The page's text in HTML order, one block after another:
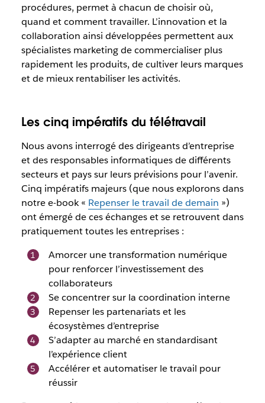
procédures, permet à chacun de choisir où,
quand et comment travailler. L’innovation et la
collaboration ainsi développées permettent aux
spécialistes marketing de commercialiser plus
rapidement les produits, de cultiver leurs marques
et de mieux rentabiliser les activités.
Les cinq impératifs du télétravail
Nous avons interrogé des dirigeants d’entreprise
et des responsables informatiques de différents
secteurs et pays sur leurs prévisions pour l’avenir.
Cinq impératifs majeurs (que nous explorons dans
notre e-book « Repenser le travail de demain »)
ont émergé de ces échanges et se retrouvent dans
pratiquement toutes les entreprises :
Amorcer une transformation numérique
pour renforcer l’investissement des
collaborateurs
Se concentrer sur la coordination interne
Repenser les partenariats et les
écosystèmes d’entreprise
S’adapter au marché en standardisant
l’expérience client
Accélérer et automatiser le travail pour
réussir